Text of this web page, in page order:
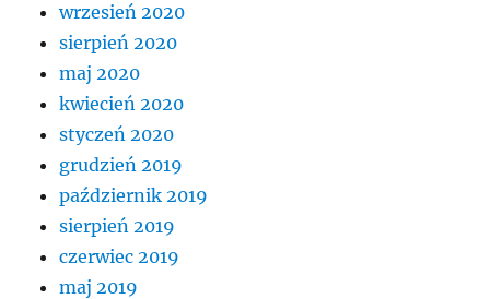
wrzesień 2020
sierpień 2020
maj 2020
kwiecień 2020
styczeń 2020
grudzień 2019
październik 2019
sierpień 2019
czerwiec 2019
maj 2019